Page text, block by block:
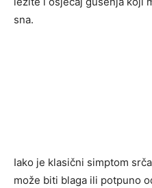
sna.
Iako je klasični simptom
može biti blaga ili potpuno